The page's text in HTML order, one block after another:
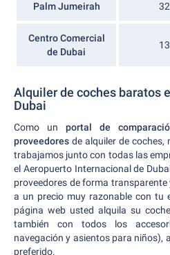
Palm Jumeirah
Centro Comercial
de Dubai
Alquiler de coches baratos
Dubai
Como un portal de
proveedores de alquiler de coches,
trabajamos junto con todas las
el Aeropuerto Internacional de
proveedores de forma
a un precio muy razonable con tu
página web usted alquila su
también con todos los
navegación y asientos para niños),
preferido.